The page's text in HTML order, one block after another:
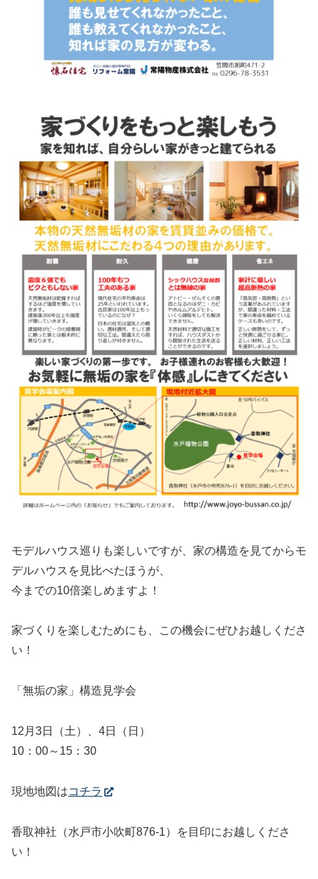
モデルハウス巡りも楽しいですが、家の構造を見てからモ
デルハウスを見比べたほうが、
今までの10倍楽しめますよ！
家づくりを楽しむためにも、この機会にぜひお越しくださ
い！
「無垢の家」構造見学会
12月3日（土）、4日（日）
10：00～15：30
現地地図はコチラ
香取神社（水戸市小吹町876-1）を目印にお越しくださ
い！